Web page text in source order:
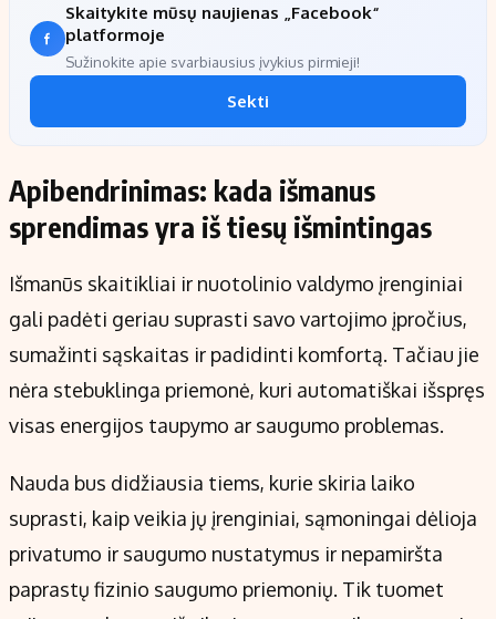
Skaitykite mūsų naujienas „Facebook“
platformoje
Sužinokite apie svarbiausius įvykius pirmieji!
Sekti
Apibendrinimas: kada išmanus
sprendimas yra iš tiesų išmintingas
Išmanūs skaitikliai ir nuotolinio valdymo įrenginiai
gali padėti geriau suprasti savo vartojimo įpročius,
sumažinti sąskaitas ir padidinti komfortą. Tačiau jie
nėra stebuklinga priemonė, kuri automatiškai išspręs
visas energijos taupymo ar saugumo problemas.
Nauda bus didžiausia tiems, kurie skiria laiko
suprasti, kaip veikia jų įrenginiai, sąmoningai dėlioja
privatumo ir saugumo nustatymus ir nepamiršta
paprastų fizinio saugumo priemonių. Tik tuomet